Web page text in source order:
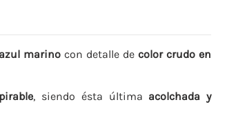
marino con detalle decolor crudo en
, siendo ésta última acolchada y